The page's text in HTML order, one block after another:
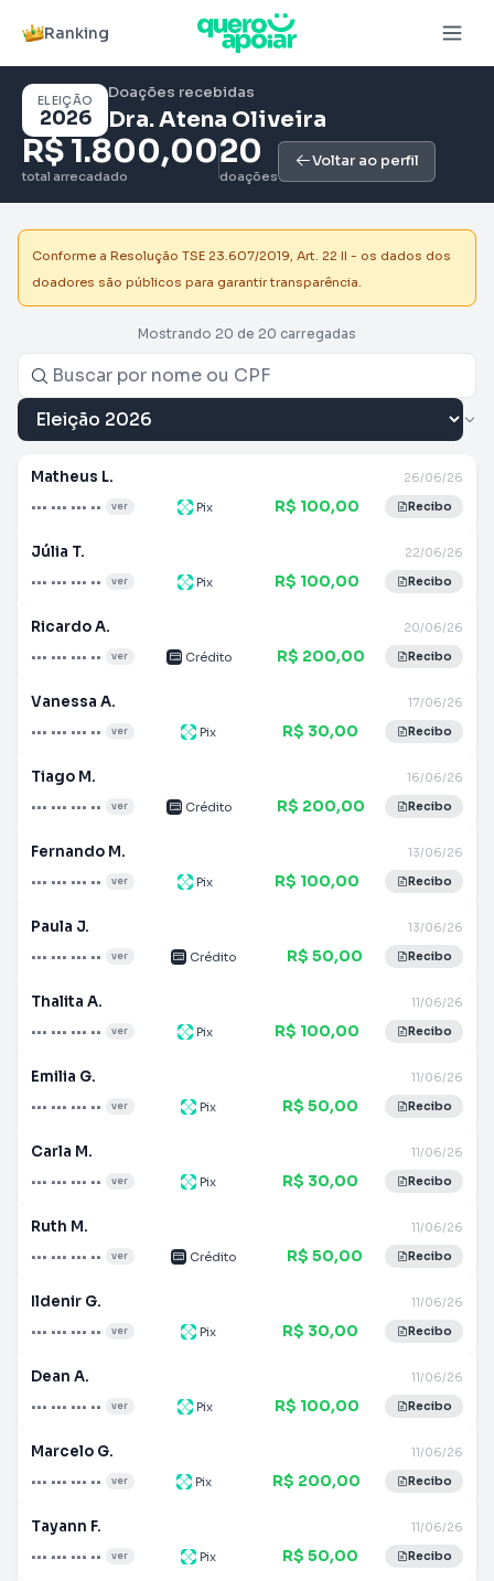
Ranking
ELEIÇÃO
2026
Doações recebidas
Dra. Atena Oliveira
R$ 1.800,00
total arrecadado
20
doações
Voltar ao perfil
Conforme a Resolução TSE 23.607/2019, Art. 22 II - os dados dos
doadores são públicos para garantir transparência.
Mostrando 20 de 20 carregadas
Matheus L.
••• ••• ••• •• ver
26/06/26
Pix R$ 100,00 Recibo
Júlia T.
••• ••• ••• •• ver
22/06/26
Pix R$ 100,00 Recibo
Ricardo A.
••• ••• ••• •• ver
20/06/26
Crédito R$ 200,00 Recibo
Vanessa A.
••• ••• ••• •• ver
17/06/26
Pix R$ 30,00 Recibo
Tiago M.
••• ••• ••• •• ver
16/06/26
Crédito R$ 200,00 Recibo
Fernando M.
••• ••• ••• •• ver
13/06/26
Pix R$ 100,00 Recibo
Paula J.
••• ••• ••• •• ver
13/06/26
Crédito R$ 50,00 Recibo
Thalita A.
••• ••• ••• •• ver
11/06/26
Pix R$ 100,00 Recibo
Emilia G.
••• ••• ••• •• ver
11/06/26
Pix R$ 50,00 Recibo
Carla M.
••• ••• ••• •• ver
11/06/26
Pix R$ 30,00 Recibo
Ruth M.
••• ••• ••• •• ver
11/06/26
Crédito R$ 50,00 Recibo
Ildenir G.
••• ••• ••• •• ver
11/06/26
Pix R$ 30,00 Recibo
Dean A.
••• ••• ••• •• ver
11/06/26
Pix R$ 100,00 Recibo
Marcelo G.
••• ••• ••• •• ver
11/06/26
Pix R$ 200,00 Recibo
Tayann F.
••• ••• ••• •• ver
11/06/26
Pix R$ 50,00 Recibo